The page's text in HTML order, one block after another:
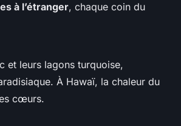
à l’étranger, chaque coin du
et leurs lagons turquoise,
À Hawaï, la chaleur du
cœurs.